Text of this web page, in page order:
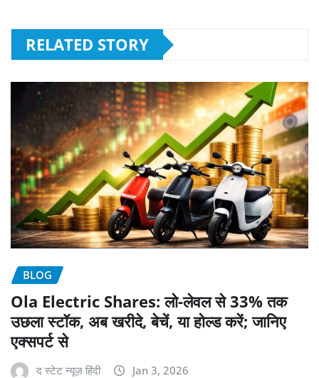
RELATED STORY
BLOG
Ola Electric Shares: लो-लेवल से 33% तक
उछला स्टॉक, अब खरीदे, बेचें, या होल्ड करें; जानिए
एक्सपर्ट से
द स्टेट न्यूज़ हिंदी Jan 3, 2026